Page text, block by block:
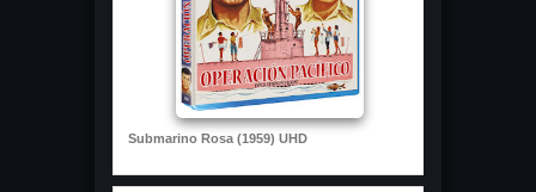
Submarino Rosa (1959) UHD